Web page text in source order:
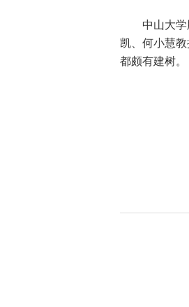
中山大学肿
凯、何小慧
都颇有建树。